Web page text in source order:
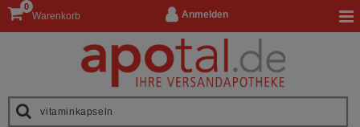
Anmelden
Warenkorb
0